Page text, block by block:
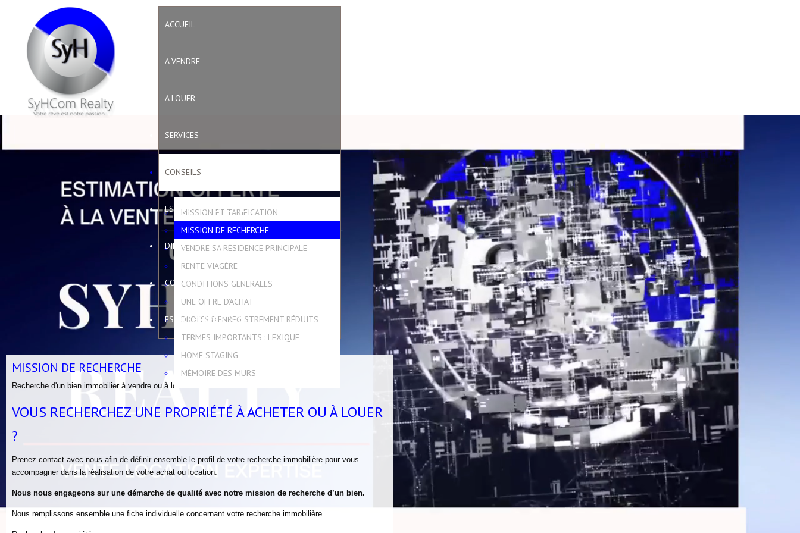
ACCUEIL
A VENDRE
A LOUER
SERVICES
CONSEILS
MISSION ET TARIFICATION
MISSION DE RECHERCHE
VENDRE SA RÉSIDENCE PRINCIPALE
RENTE VIAGÈRE
CONDITIONS GENERALES
UNE OFFRE D’ACHAT
DROITS D'ENREGISTREMENT RÉDUITS
TERMES IMPORTANTS : LEXIQUE
HOME STAGING
MÉMOIRE DES MURS
ESTIMATION OFFERTE
DIRECTION
CONTACT
ESPACE PROPRIÉTAIRE
MISSION DE RECHERCHE
Recherche d'un bien immobilier à vendre ou à louer
VOUS RECHERCHEZ UNE PROPRIÉTÉ À ACHETER OU À LOUER
?
Prenez contact avec nous afin de définir ensemble le profil de votre recherche immobilière pour vous
accompagner dans la réalisation de votre achat ou location.
Nous nous engageons sur une démarche de qualité avec notre mission de recherche d’un bien.
Nous remplissons ensemble une fiche individuelle concernant votre recherche immobilière